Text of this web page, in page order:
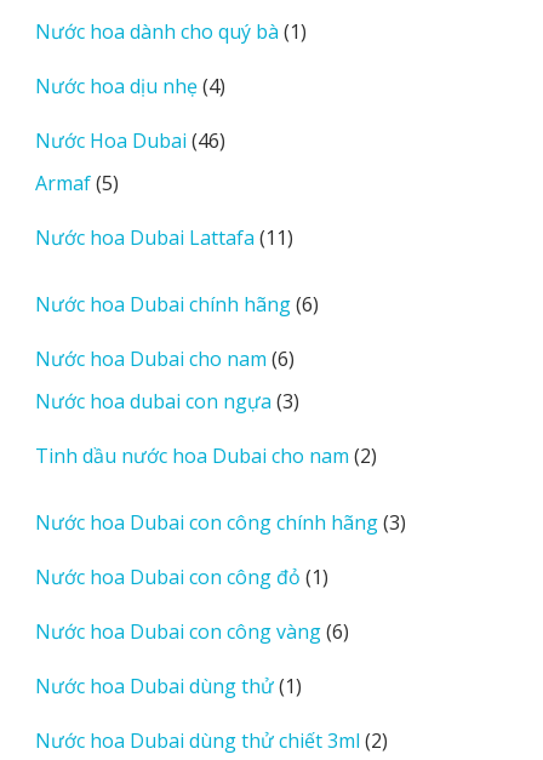
phẩm
Nước hoa dành cho quý bà 11
Nước hoa dịu nhẹ 44
phẩm
Nước Hoa Dubai 4646
Armaf 55
phẩm
Nước hoa Dubai Lattafa 1111
phẩm
Nước hoa Dubai chính hãng 66
Nước hoa Dubai cho nam 66
sản
phẩm
Nước hoa dubai con ngựa 33
phẩm
Tinh dầu nước hoa Dubai cho nam 22
phẩm
Nước hoa Dubai con công chính hãng 33
Nước hoa Dubai con công đỏ 11
phẩm
Nước hoa Dubai con công vàng 66
Nước hoa Dubai dùng thử 11
phẩm
Nước hoa Dubai dùng thử chiết 3ml 22